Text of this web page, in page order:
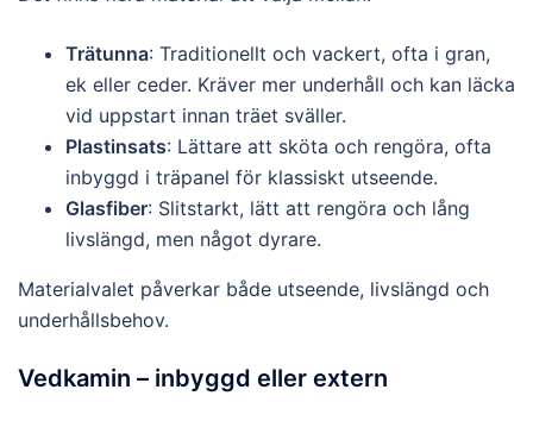
Trätunna: Traditionellt och vackert, ofta i gran,
ek eller ceder. Kräver mer underhåll och kan läcka
vid uppstart innan träet sväller.
Plastinsats: Lättare att sköta och rengöra, ofta
inbyggd i träpanel för klassiskt utseende.
Glasfiber: Slitstarkt, lätt att rengöra och lång
livslängd, men något dyrare.
Materialvalet påverkar både utseende, livslängd och
underhållsbehov.
Vedkamin – inbyggd eller extern